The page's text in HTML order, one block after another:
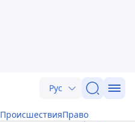
Рус
ПроисшествияПраво